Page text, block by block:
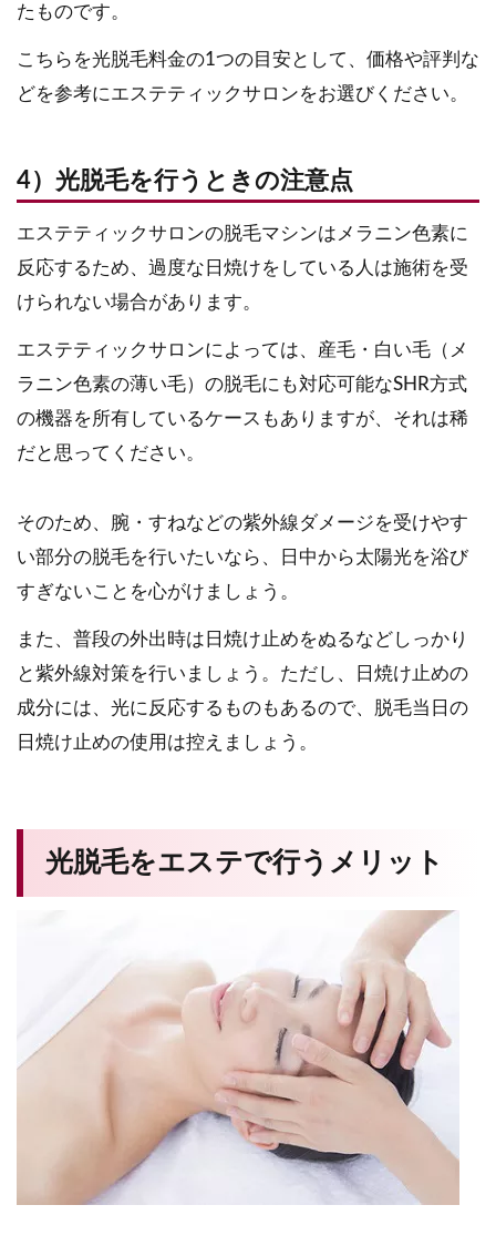
たものです。
こちらを光脱毛料金の1つの目安として、価格や評判な
どを参考にエステティックサロンをお選びください。
4）光脱毛を行うときの注意点
エステティックサロンの脱毛マシンはメラニン色素に
反応するため、過度な日焼けをしている人は施術を受
けられない場合があります。
エステティックサロンによっては、産毛・白い毛（メ
ラニン色素の薄い毛）の脱毛にも対応可能なSHR方式
の機器を所有しているケースもありますが、それは稀
だと思ってください。
そのため、腕・すねなどの紫外線ダメージを受けやす
い部分の脱毛を行いたいなら、日中から太陽光を浴び
すぎないことを心がけましょう。
また、普段の外出時は日焼け止めをぬるなどしっかり
と紫外線対策を行いましょう。ただし、日焼け止めの
成分には、光に反応するものもあるので、脱毛当日の
日焼け止めの使用は控えましょう。
光脱毛をエステで行うメリット